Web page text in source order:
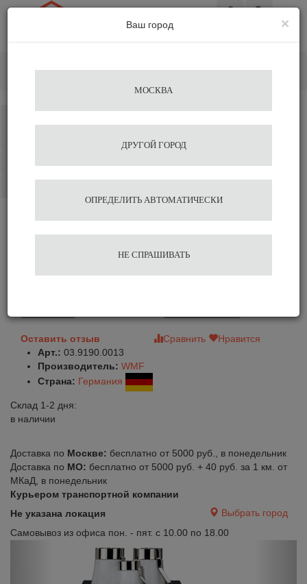
Холодильник для молока
WMF до 3,5 л
Оставить отзыв Сравнить
Нравится
Арт.: 03.9190.0013
Производитель: WMF
Страна: Германия
Склад 1-2 дня:
в наличии
Доставка по Москве: бесплатно от 5000 руб., в понедельник
Доставка по МО: бесплатно от 5000 руб. + 40 руб. за 1 км. от
МКаД, в понедельник
Курьером транспортной компании
Не указана локация
Выбрать город
Самовывоз из офиса пон. - пят. с 10.00 по 18.00
×
Ваш город
МОСКВА
ДРУГОЙ ГОРОД
ОПРЕДЕЛИТЬ АВТОМАТИЧЕСКИ
НЕ СПРАШИВАТЬ